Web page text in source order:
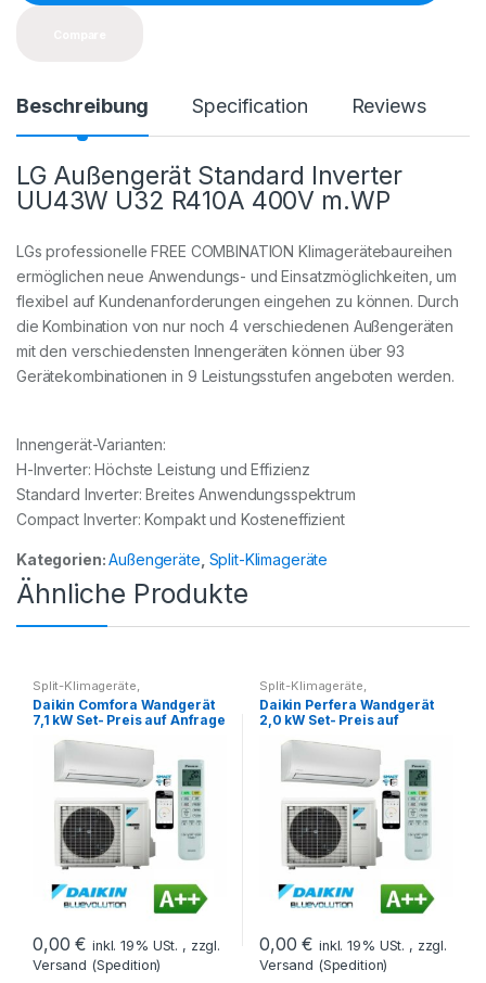
Beschreibung Specification Reviews
LG Außengerät Standard Inverter
UU43W U32 R410A 400V m.WP
LGs professionelle FREE COMBINATION Klimagerätebaureihen
ermöglichen neue Anwendungs- und Einsatzmöglichkeiten, um
flexibel auf Kundenanforderungen eingehen zu können. Durch
die Kombination von nur noch 4 verschiedenen Außengeräten
mit den verschiedensten Innengeräten können über 93
Gerätekombinationen in 9 Leistungsstufen angeboten werden.
Innengerät-Varianten:
H-Inverter: Höchste Leistung und Effizienz
Standard Inverter: Breites Anwendungsspektrum
Compact Inverter: Kompakt und Kosteneffizient
Kategorien:Außengeräte Split-Klimageräte
Ähnliche Produkte
Split-Klimageräte
Splitklimageräte Set
Daikin Comfora Wandgerät
7,1 kW Set- Preis auf Anfrage
0,00€ inkl. 19% USt. , zzgl.
Versand (Spedition)
Split-Klimageräte
Splitklimageräte Set
Daikin Perfera Wandgerät
2,0 kW Set- Preis auf
0,00€ inkl. 19% USt. , zzgl.
Versand (Spedition)